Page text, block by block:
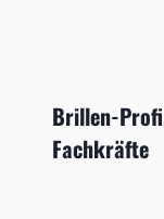
Brillen-
Fachkräfte